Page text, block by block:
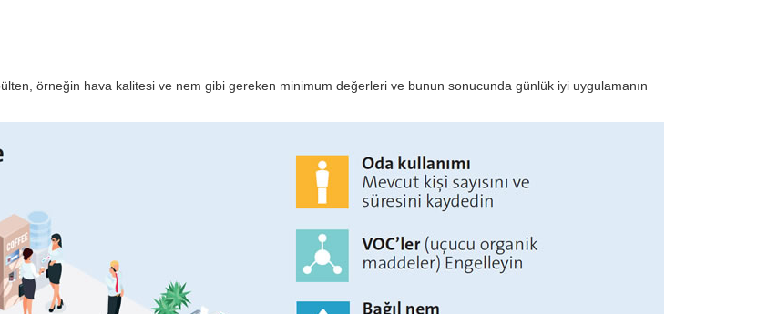
örneğin hava kalitesi ve nem gibi gereken minimum değerleri ve bunun sonucunda günlük iyi uygulamanın